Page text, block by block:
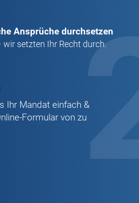
Ansprüche durchsetzen
setzten Ihr Recht durch.
Ihr Mandat einfach &
Formular von zu